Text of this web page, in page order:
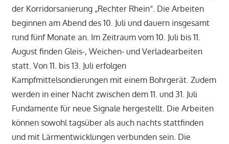
der Korridorsanierung „Rechter Rhein“. Die Arbeiten
beginnen am Abend des 10. Juli und dauern insgesamt
rund fünf Monate an. Im Zeitraum vom 10. Juli bis 11.
August finden Gleis-, Weichen- und Verladearbeiten
statt. Von 11. bis 13. Juli erfolgen
Kampfmittelsondierungen mit einem Bohrgerät. Zudem
werden in einer Nacht zwischen dem 11. und 31. Juli
Fundamente für neue Signale hergestellt. Die Arbeiten
können sowohl tagsüber als auch nachts stattfinden
und mit Lärmentwicklungen verbunden sein. Die